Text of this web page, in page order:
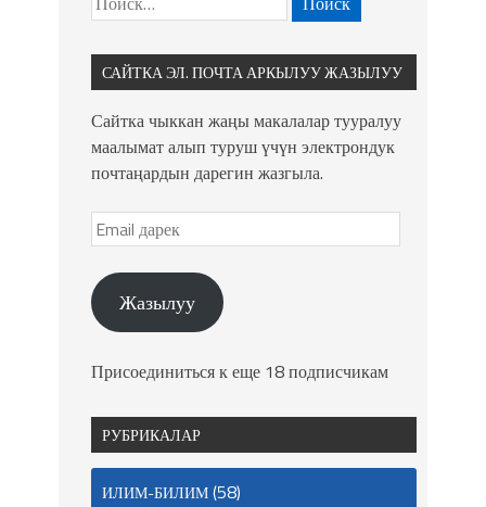
САЙТКА ЭЛ. ПОЧТА АРКЫЛУУ ЖАЗЫЛУУ
Сайтка чыккан жаңы макалалар тууралуу
маалымат алып туруш үчүн электрондук
почтаңардын дарегин жазгыла.
Жазылуу
Присоединиться к еще 18 подписчикам
РУБРИКАЛАР
ИЛИМ-БИЛИМ(58)